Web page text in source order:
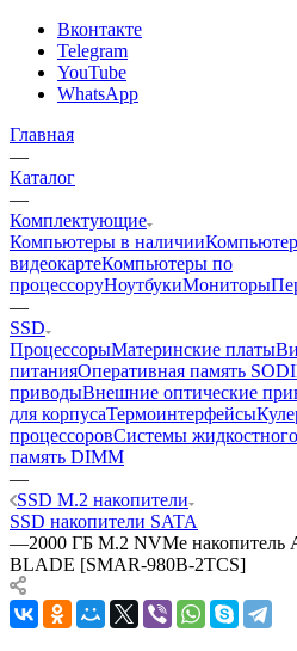
Вконтакте
Telegram
YouTube
WhatsApp
Главная
—
Каталог
—
Комплектующие
Компьютеры в наличии
видеокартеКомпьютеры по
процессоруНоутбукиМониторы
—
SSD
ПроцессорыМатеринские платы
питанияОперативная память
приводыВнешние оптические
для корпусаТермоинтерфейсы
процессоровСистемы
память DIMM
—
SSD M.2 накопители
SSD накопители SATA
—2000 ГБ M.2 NVMe
BLADE [SMAR-980B-2TCS]